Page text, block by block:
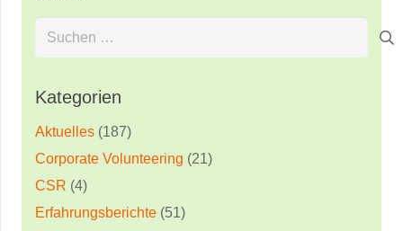
Suchen
nach:
Kategorien
Aktuelles (187)
Corporate Volunteering (21)
CSR (4)
Erfahrungsberichte (51)